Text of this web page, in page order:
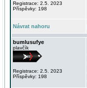
Registrace: 2.5. 2023
Příspěvky: 198
Návrat nahoru
bumlusufye
plavčík
Registrace: 2.5. 2023
Příspěvky: 198